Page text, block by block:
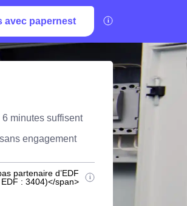
avec papernest
minutes suffisent
engagement
partenaire d’EDF
: 3404)</span>